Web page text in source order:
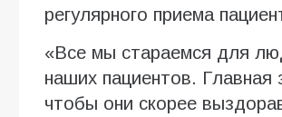
регулярного приема
«Все мы стараемся для
наших пациентов. Главная
чтобы они скорее